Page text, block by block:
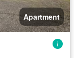
Apartment